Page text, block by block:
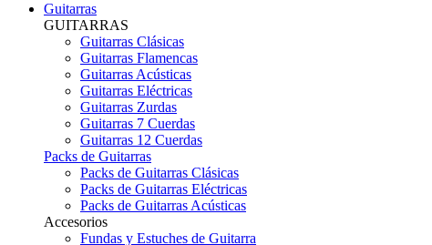
Guitarras
GUITARRAS
Guitarras Clásicas
Guitarras Flamencas
Guitarras Acústicas
Guitarras Eléctricas
Guitarras Zurdas
Guitarras 7 Cuerdas
Guitarras 12 Cuerdas
Packs de Guitarras
Packs de Guitarras Clásicas
Packs de Guitarras Eléctricas
Packs de Guitarras Acústicas
Accesorios
Fundas y Estuches de Guitarra